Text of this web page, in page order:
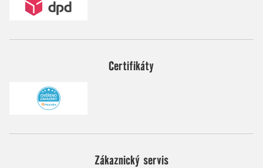
Certifikáty
Zákaznický servis